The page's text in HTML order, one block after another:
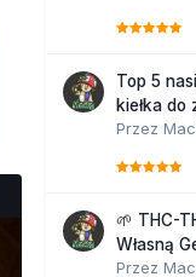
Top 5
kiełka do
Przez
🌱 THC-
Własną
Przez